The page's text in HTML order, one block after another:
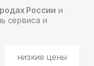
России и
сервиса и
низкие цены